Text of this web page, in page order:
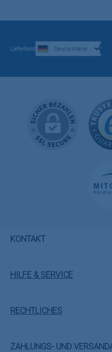
Lieferland
KONTAKT
HILFE & SERVICE
RECHTLICHES
ZAHLUNGS- UND